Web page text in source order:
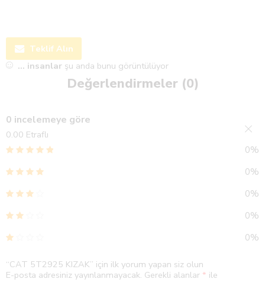
Teklif Alın
... insanlar şu anda bunu görüntülüyor
Değerlendirmeler (0)
0 incelemeye göre
0.00 Etraflı
0%
0%
0%
0%
0%
“CAT 5T2925 KIZAK” için ilk yorum yapan siz olun
E-posta adresiniz yayınlanmayacak. Gerekli alanlar * ile